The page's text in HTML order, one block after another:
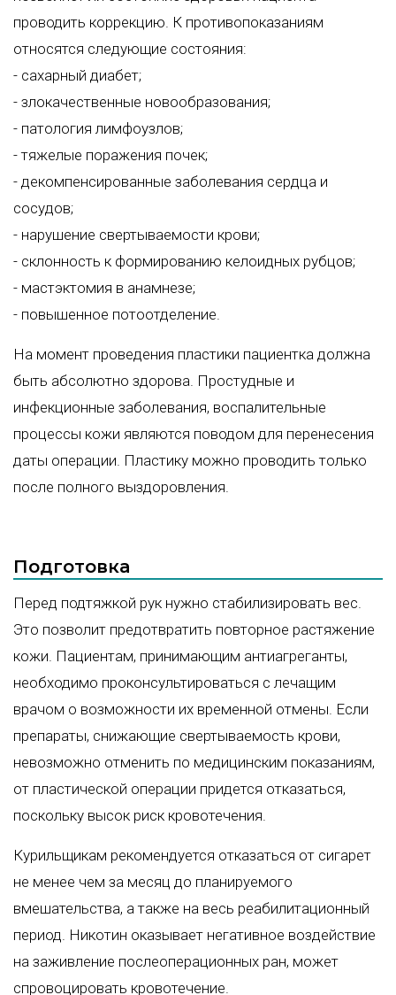
проводить коррекцию. К противопоказаниям
относятся следующие состояния:
- сахарный диабет;
- злокачественные новообразования;
- патология лимфоузлов;
- тяжелые поражения почек;
- декомпенсированные заболевания сердца и
сосудов;
- нарушение свертываемости крови;
- склонность к формированию келоидных рубцов;
- мастэктомия в анамнезе;
- повышенное потоотделение.
На момент проведения пластики пациентка должна
быть абсолютно здорова. Простудные и
инфекционные заболевания, воспалительные
процессы кожи являются поводом для перенесения
даты операции. Пластику можно проводить только
после полного выздоровления.
Подготовка
Перед подтяжкой рук нужно стабилизировать вес.
Это позволит предотвратить повторное растяжение
кожи. Пациентам, принимающим антиагреганты,
необходимо проконсультироваться с лечащим
врачом о возможности их временной отмены. Если
препараты, снижающие свертываемость крови,
невозможно отменить по медицинским показаниям,
от пластической операции придется отказаться,
поскольку высок риск кровотечения.
Курильщикам рекомендуется отказаться от сигарет
не менее чем за месяц до планируемого
вмешательства, а также на весь реабилитационный
период. Никотин оказывает негативное воздействие
на заживление послеоперационных ран, может
спровоцировать кровотечение.